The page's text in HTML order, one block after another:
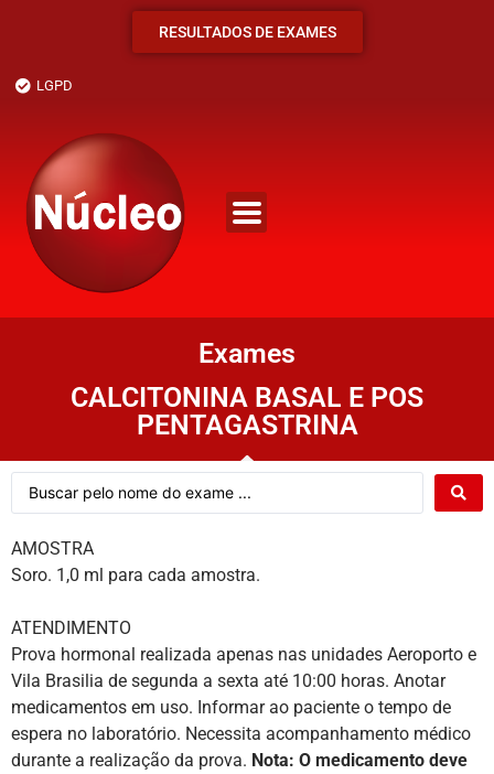
RESULTADOS DE EXAMES
LGPD
Exames
CALCITONINA BASAL E POS
PENTAGASTRINA
AMOSTRA
Soro. 1,0 ml para cada amostra.
ATENDIMENTO
Prova hormonal realizada apenas nas unidades Aeroporto e
Vila Brasilia de segunda a sexta até 10:00 horas. Anotar
medicamentos em uso. Informar ao paciente o tempo de
espera no laboratório. Necessita acompanhamento médico
durante a realização da prova. Nota: O medicamento deve